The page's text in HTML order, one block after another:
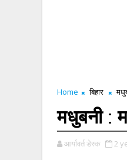
Home बिहार
मधुबनी :
आर्यावर्त डेस्क 2